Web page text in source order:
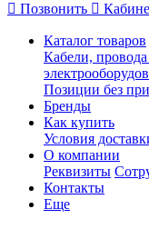
Позвонить
Каталог товаров
Кабели,
Позиции без
Бренды
Как купить
Условия
О компании
Реквизиты
Контакты
Еще